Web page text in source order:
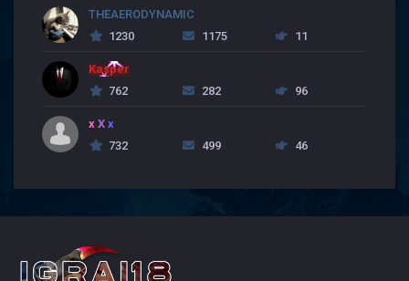
THEAERODYNAMIC
1230
1175 11
Kasper
762
282 96
x X x
732
499 46